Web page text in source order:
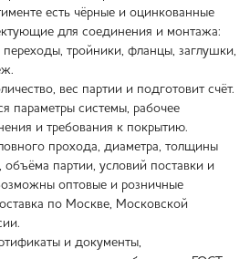
есть чёрные и оцинкованные
для соединения и монтажа:
тройники, фланцы, заглушки,
вес партии и подготовит счёт.
параметры системы, рабочее
и требования к покрытию.
прохода, диаметра, толщины
партии, условий поставки и
оптовые и розничные
по Москве, Московской
и документы,